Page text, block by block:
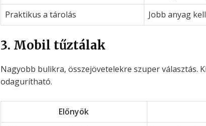
Praktikus a tárolás
Jobb anyag
3. Mobil tűztálak
Nagyobb bulikra, összejövetelekre szuper választás.
odagurítható.
Előnyök